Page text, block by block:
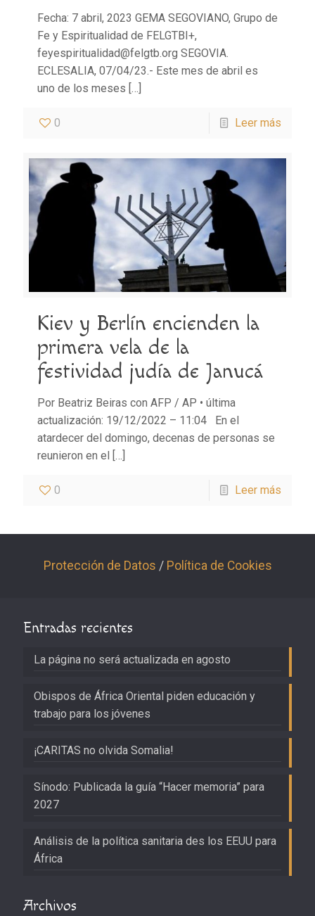
Fecha: 7 abril, 2023 GEMA SEGOVIANO, Grupo de
Fe y Espiritualidad de FELGTBI+,
feyespiritualidad@felgtb.org SEGOVIA.
ECLESALIA, 07/04/23.- Este mes de abril es
uno de los meses […]
0 Leer más
Kiev y Berlín encienden la
primera vela de la
festividad judía de Janucá
Por Beatriz Beiras con AFP / AP • última
actualización: 19/12/2022 – 11:04 En el
atardecer del domingo, decenas de personas se
reunieron en el
[…]
0 Leer más
Protección de Datos / Política de Cookies
Entradas recientes
La página no será actualizada en agosto
Obispos de África Oriental piden educación y
trabajo para los jóvenes
¡CARITAS no olvida Somalia!
Sínodo: Publicada la guía “Hacer memoria” para
2027
Análisis de la política sanitaria des los EEUU para
África
Archivos